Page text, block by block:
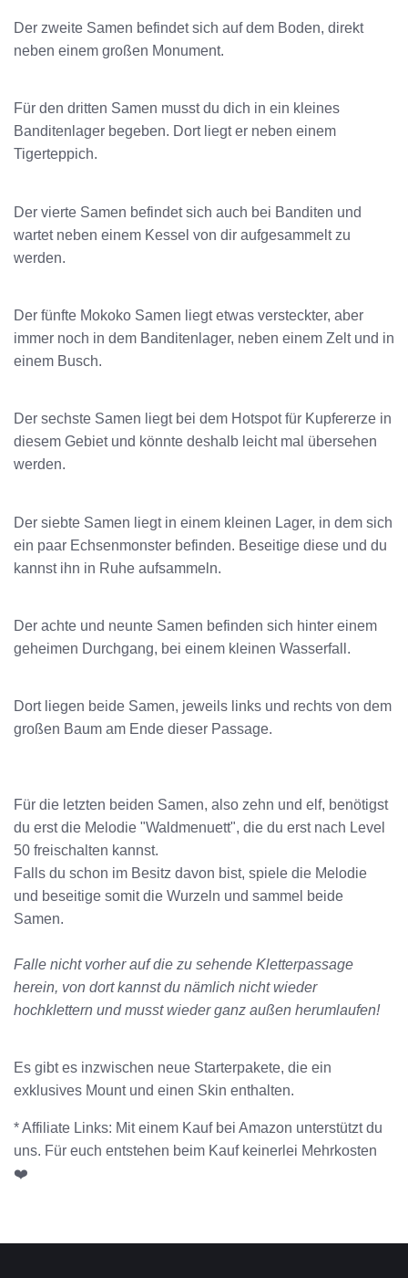
Der zweite Samen befindet sich auf dem Boden, direkt
neben einem großen Monument.
Für den dritten Samen musst du dich in ein kleines
Banditenlager begeben. Dort liegt er neben einem
Tigerteppich.
Der vierte Samen befindet sich auch bei Banditen und
wartet neben einem Kessel von dir aufgesammelt zu
werden.
Der fünfte Mokoko Samen liegt etwas versteckter, aber
immer noch in dem Banditenlager, neben einem Zelt und in
einem Busch.
Der sechste Samen liegt bei dem Hotspot für Kupfererze in
diesem Gebiet und könnte deshalb leicht mal übersehen
werden.
Der siebte Samen liegt in einem kleinen Lager, in dem sich
ein paar Echsenmonster befinden. Beseitige diese und du
kannst ihn in Ruhe aufsammeln.
Der achte und neunte Samen befinden sich hinter einem
geheimen Durchgang, bei einem kleinen Wasserfall.
Dort liegen beide Samen, jeweils links und rechts von dem
großen Baum am Ende dieser Passage.
Für die letzten beiden Samen, also zehn und elf, benötigst
du erst die Melodie "Waldmenuett", die du erst nach Level
50 freischalten kannst.
Falls du schon im Besitz davon bist, spiele die Melodie
und beseitige somit die Wurzeln und sammel beide
Samen.
Falle nicht vorher auf die zu sehende Kletterpassage
herein, von dort kannst du nämlich nicht wieder
hochklettern und musst wieder ganz außen herumlaufen!
Es gibt es inzwischen neue Starterpakete, die ein
exklusives Mount und einen Skin enthalten.
* Affiliate Links: Mit einem Kauf bei Amazon unterstützt du
uns. Für euch entstehen beim Kauf keinerlei Mehrkosten
❤️